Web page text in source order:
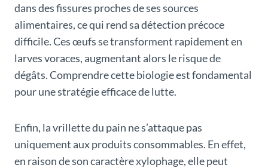
dans des fissures proches de ses sources
alimentaires, ce qui rend sa détection précoce
difficile. Ces œufs se transforment rapidement en
larves voraces, augmentant alors le risque de
dégâts. Comprendre cette biologie est fondamental
pour une stratégie efficace de lutte.
Enfin, la vrillette du pain ne s’attaque pas
uniquement aux produits consommables. En effet,
en raison de son caractère xylophage, elle peut